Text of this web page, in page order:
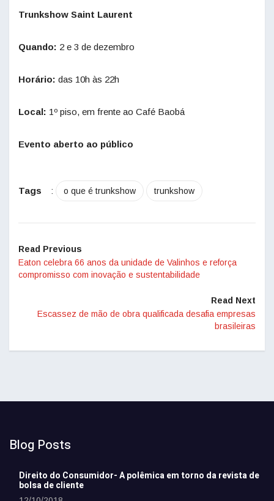
Trunkshow Saint Laurent
Quando: 2 e 3 de dezembro
Horário: das 10h às 22h
Local: 1º piso, em frente ao Café Baobá
Evento aberto ao público
Tags : o que é trunkshow trunkshow
Read Previous
Eaton celebra 66 anos da unidade de Valinhos e reforça
compromisso com inovação e sustentabilidade
Read Next
Escassez de mão de obra qualificada desafia empresas
brasileiras
Blog Posts
Direito do Consumidor- A polêmica em torno da revista de
bolsa de cliente